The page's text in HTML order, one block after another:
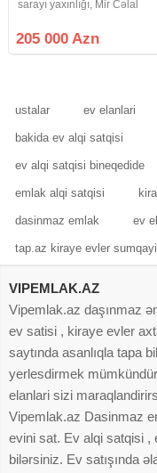
sarayı yaxınlığı, Mir Cəlal
Qanuni 2 otaqlı, 85 kv.m., 19/
MANSARD DEYİL ! -
205 000 Azn
ustalar ev elanlari
bakida ev alqi satqisi
ev alqi satqisi bineqedide
emlak alqi satqisi
dasinmaz emlak ev
tap.az kiraye evler
VIPEMLAK.AZ
Vipemlak.az daşınmaz
ev satisi , kiraye evler
saytında asanlıqla tapa
yerlesdirmek
elanlari sizi
Vipemlak.az Dasinmaz
evini sat. Ev alqi satqisi ,
bilərsiniz. Ev satışında